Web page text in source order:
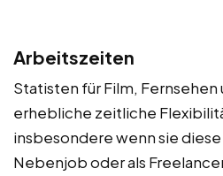
Arbeitszeiten
Statisten für Film, Fernsehen
erhebliche zeitliche
insbesondere wenn sie
Nebenjob oder als